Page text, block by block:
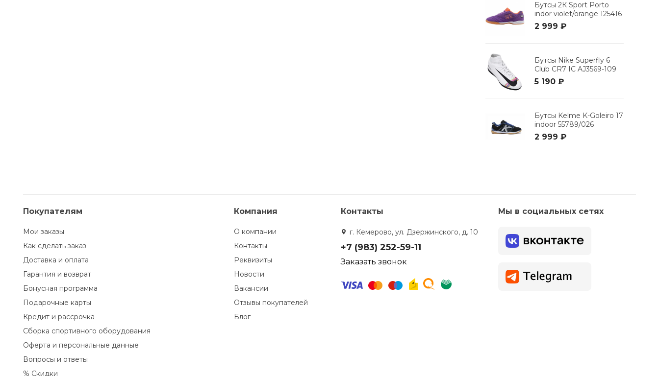
Бутсы 2К Sport Porto
indor violet/orange 125416
2 999 ₽
Бутсы Nike Superfly 6
Club CR7 IC AJ3569-109
5 190 ₽
Бутсы Kelme K-Goleiro 17
indoor 55789/026
2 999 ₽
Покупателям
Мои заказы
Как сделать заказ
Доставка и оплата
Гарантия и возврат
Бонусная программа
Подарочные карты
Кредит и рассрочка
Сборка спортивного оборудования
Оферта и персональные данные
Вопросы и ответы
% Скидки
Компания
О компании
Контакты
Реквизиты
Новости
Вакансии
Отзывы покупателей
Блог
Контакты
г. Кемерово, ул. Дзержинского, д. 10
+7 (983) 252-59-11
Заказать звонок
Мы в социальных сетях